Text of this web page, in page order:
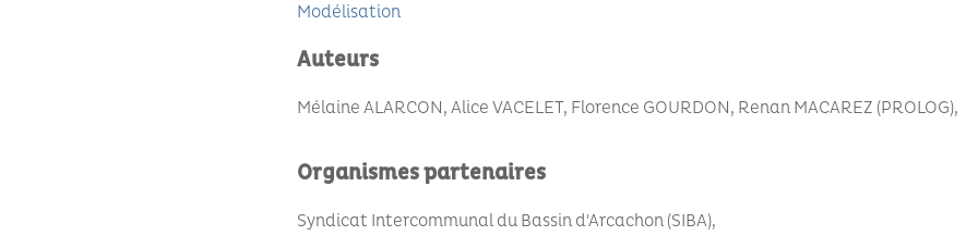
Modélisation
Auteurs
Mélaine ALARCON, Alice VACELET, Florence GOURDON, Renan MACAREZ (PROLOG)
Organismes partenaires
Syndicat Intercommunal du Bassin d'Arcachon (SIBA)